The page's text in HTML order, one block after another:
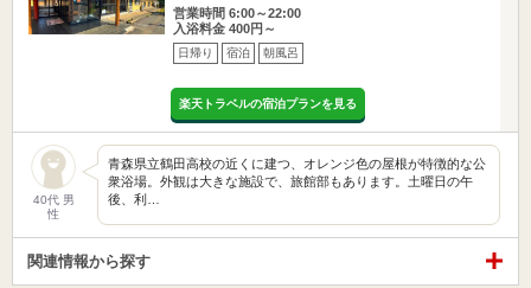
営業時間 6:00～22:00
入浴料金 400円～
日帰り 宿泊 朝風呂
楽天トラベルの宿泊プランを見る
40代 男
性
青森県立鶴田高校の近くに建つ、オレンジ色の屋根が特徴的な公
衆浴場。外観は大きな施設で、旅館部もあります。土曜日の午
後、利…
関連情報から探す